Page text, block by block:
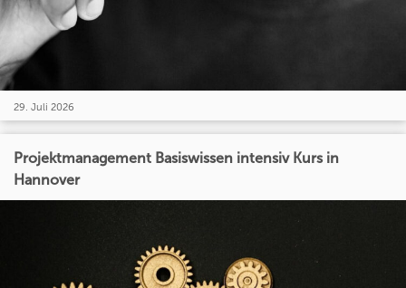
29. Juli 2026
Projektmanagement Basiswissen intensiv Kurs in
Hannover